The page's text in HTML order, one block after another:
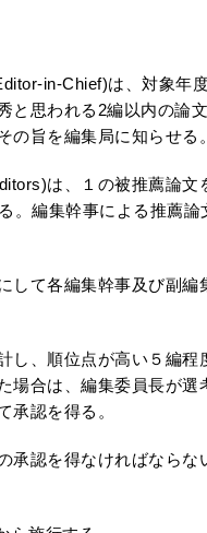
in-Chief)は、対象年
と思われる2編以内の論
の旨を編集局に知らせる。
は、１の被推薦論
。編集幹事による推薦
して各編集幹事及び副
し、順位点が高い５編
場合は、編集委員長が
承認を得る。
承認を得なければならな